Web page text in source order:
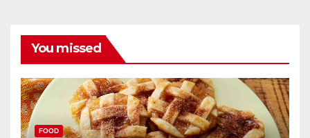
You missed
FOOD